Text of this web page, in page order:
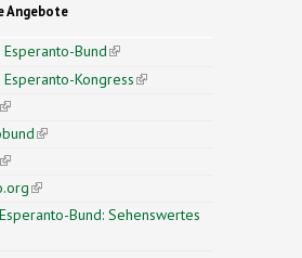
Angebote
Bund(link is external)
Kongress(link is external)
(link is external)
(link is external)
(link is external)
(link is external)
Bund: Sehenswertes